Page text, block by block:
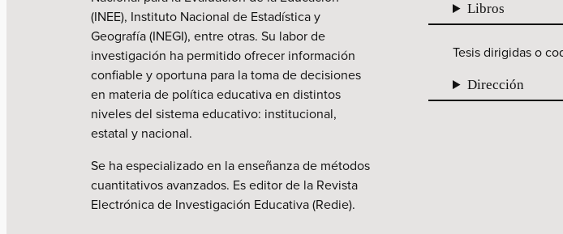
(INEE), Instituto Nacional de Estadística y
Geografía (INEGI), entre otras. Su labor de
investigación ha permitido ofrecer información
confiable y oportuna para la toma de decisiones
en materia de política educativa en distintos
niveles del sistema educativo: institucional,
estatal y nacional.
Se ha especializado en la enseñanza de métodos
cuantitativos avanzados. Es editor de la Revista
Electrónica de Investigación Educativa (Redie).
Libros
Tesis dirigidas o
Dirección